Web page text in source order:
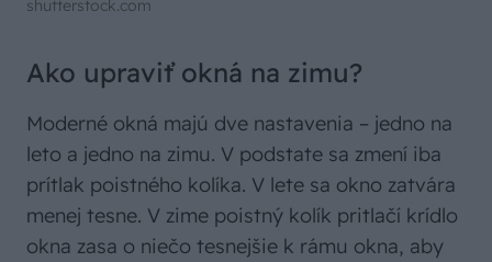
shutterstock.com
Ako upraviť okná na zimu?
Moderné okná majú dve nastavenia – jedno na
leto a jedno na zimu. V podstate sa zmení iba
prítlak poistného kolíka. V lete sa okno zatvára
menej tesne. V zime poistný kolík pritlačí krídlo
okna zasa o niečo tesnejšie k rámu okna, aby